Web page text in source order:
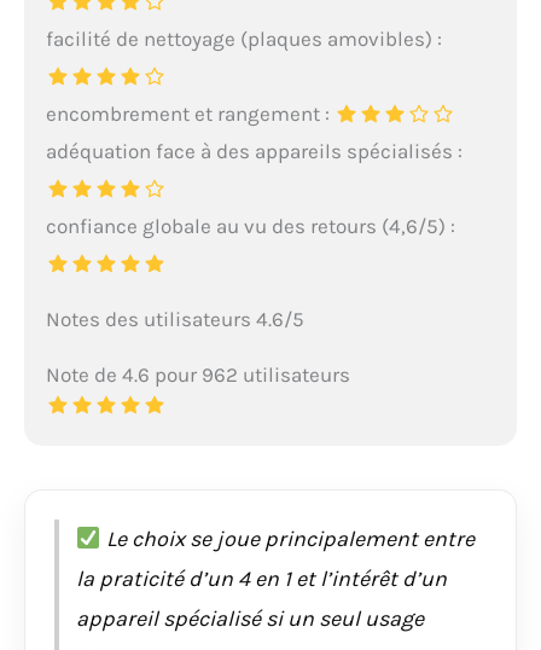
facilité de nettoyage (plaques amovibles) :
encombrement et rangement :
adéquation face à des appareils spécialisés :
confiance globale au vu des retours (4,6/5) :
Notes des utilisateurs 4.6/5
Note de 4.6 pour 962 utilisateurs
Le choix se joue principalement entre
la praticité d’un 4 en 1 et l’intérêt d’un
appareil spécialisé si un seul usage